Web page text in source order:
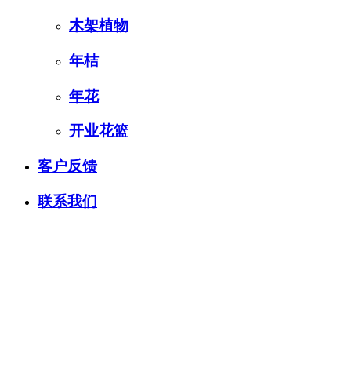
木架植物
年桔
年花
开业花篮
客户反馈
联系我们